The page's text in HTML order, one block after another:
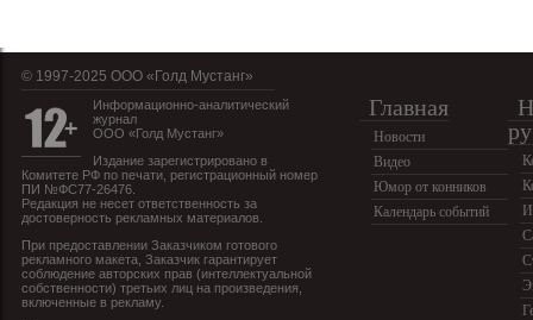
© 1997-2025 OOO «Голд Мустанг»
Информационно-аналитический
журнал
ООО «Голд Мустанг»
Издание зарегистрировано в
Комитете РФ по печати, регистрационный номер
ПИ №ФС77-26476.
Редакция не несет ответственность за
достоверность рекламных материалов.
При предоставлении Заказчиком готового
рекламного макета, Заказчик гарантирует
соблюдение авторских прав (интеллектуальной
собственности) третьих лиц на произведения,
включенные в рекламу.
Главная
Новости
Видео
Юмор от конников
Календарь событий